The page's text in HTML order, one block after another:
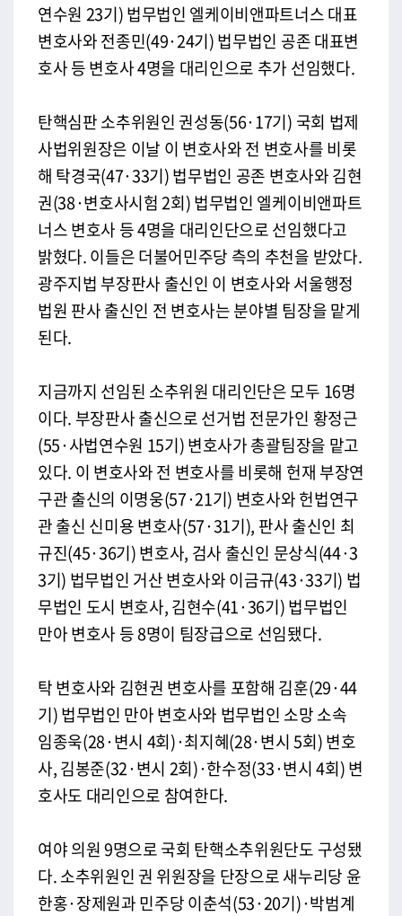
연수원 23기) 법무법인 엘케이비앤파트너스 대표
변호사와 전종민(49·24기) 법무법인 공존 대표변
호사 등 변호사 4명을 대리인으로 추가 선임했다.
탄핵심판 소추위원인 권성동(56·17기) 국회 법제
사법위원장은 이날 이 변호사와 전 변호사를 비롯
해 탁경국(47·33기) 법무법인 공존 변호사와 김현
권(38·변호사시험 2회) 법무법인 엘케이비앤파트
너스 변호사 등 4명을 대리인단으로 선임했다고
밝혔다. 이들은 더불어민주당 측의 추천을 받았다.
광주지법 부장판사 출신인 이 변호사와 서울행정
법원 판사 출신인 전 변호사는 분야별 팀장을 맡게
된다.
지금까지 선임된 소추위원 대리인단은 모두 16명
이다. 부장판사 출신으로 선거법 전문가인 황정근
(55·사법연수원 15기) 변호사가 총괄팀장을 맡고
있다. 이 변호사와 전 변호사를 비롯해 헌재 부장연
구관 출신의 이명웅(57·21기) 변호사와 헌법연구
관 출신 신미용 변호사(57·31기), 판사 출신인 최
규진(45·36기) 변호사, 검사 출신인 문상식(44·3
3기) 법무법인 거산 변호사와 이금규(43·33기) 법
무법인 도시 변호사, 김현수(41·36기) 법무법인
만아 변호사 등 8명이 팀장급으로 선임됐다.
탁 변호사와 김현권 변호사를 포함해 김훈(29·44
기) 법무법인 만아 변호사와 법무법인 소망 소속
임종욱(28·변시 4회)·최지혜(28·변시 5회) 변호
사, 김봉준(32·변시 2회)·한수정(33·변시 4회) 변
호사도 대리인으로 참여한다.
여야 의원 9명으로 국회 탄핵소추위원단도 구성됐
다. 소추위원인 권 위원장을 단장으로 새누리당 윤
한홍·장제원과 민주당 이춘석(53·20기)·박범계